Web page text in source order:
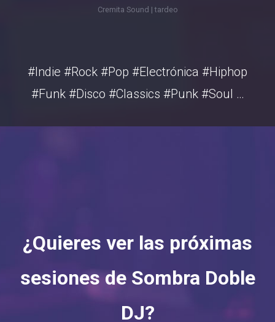
Cremita Sound | tardeo
#Indie #Rock #Pop #Electrónica #Hiphop
#Funk #Disco #Classics #Punk #Soul …
¿Quieres ver las próximas
sesiones de Sombra Doble
DJ?